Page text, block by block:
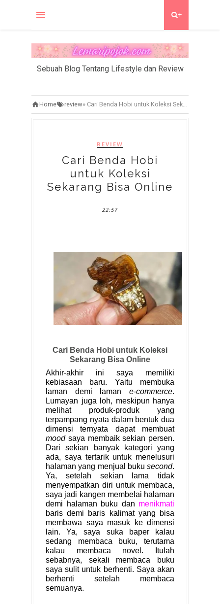
+
Sebuah Blog Tentang Lifestyle dan Review
Home review» Cari Benda Hobi untuk Koleksi Sekarang Bisa Online
REVIEW
Cari Benda Hobi
untuk Koleksi
Sekarang Bisa Online
22:57
Cari Benda Hobi untuk Koleksi
Sekarang Bisa Online
Akhir-akhir ini saya memiliki
kebiasaan baru. Yaitu membuka
laman demi laman
e-commerce.
Lumayan juga loh, meskipun hanya
melihat produk-produk yang
terpampang nyata dalam bentuk dua
dimensi ternyata dapat membuat
moodsaya membaik sekian persen.
Dari sekian banyak kategori yang
ada, saya tertarik untuk menelusuri
halaman yang menjual buku second.
Ya, setelah sekian lama tidak
menyempatkan diri untuk membaca,
saya jadi kangen membelai halaman
demi halaman buku dan menikmati
baris demi baris kalimat yang bisa
membawa saya masuk ke dimensi
lain. Ya, saya suka baper kalau
sedang membaca buku, terutama
kalau membaca novel. Itulah
sebabnya, sekali membaca buku
saya sulit untuk berhenti. Saya akan
berhenti setelah membaca
semuanya.